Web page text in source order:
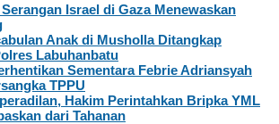
Israel di Gaza Menewaskan
Anak di Musholla Ditangkap
Labuhanbatu
Sementara Febrie Adriansyah
TPPU
Hakim Perintahkan Bripka YML
dari Tahanan